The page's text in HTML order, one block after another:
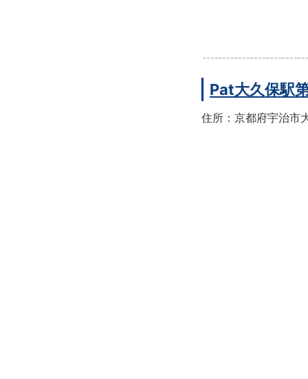
Pat大久保駅
住所：京都府宇治市